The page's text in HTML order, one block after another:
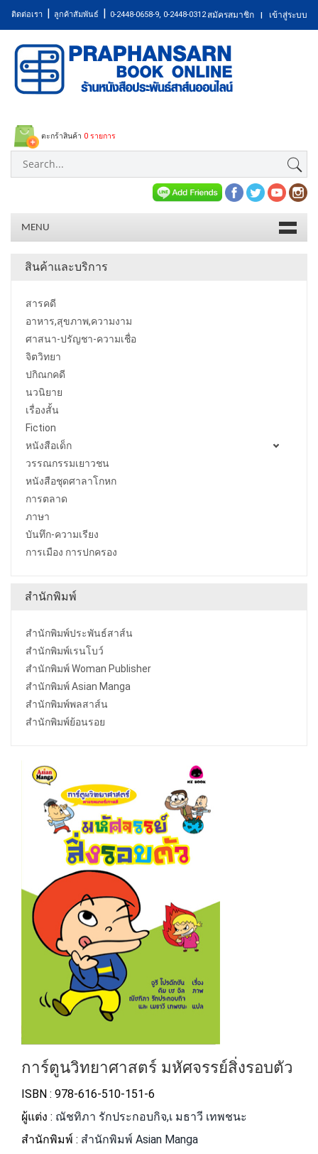
ติดต่อเรา | ลูกค้าสัมพันธ์ | 0-2448-0658-9, 0-2448-0312สมัครสมาชิก | เข้าสู่ระบบ
ตะกร้าสินค้า 0 รายการ
MENU
สินค้าและบริการ
สารคดี
อาหาร,สุขภาพ,ความงาม
ศาสนา-ปรัญชา-ความเชื่อ
จิตวิทยา
ปกิณกคดี
นวนิยาย
เรื่องสั้น
Fiction
หนังสือเด็ก
วรรณกรรมเยาวชน
หนังสือชุดศาลาโกหก
การตลาด
ภาษา
บันทึก-ความเรียง
การเมือง การปกครอง
สำนักพิมพ์
สำนักพิมพ์ประพันธ์สาส์น
สำนักพิมพ์เรนโบว์
สำนักพิมพ์ Woman Publisher
สำนักพิมพ์ Asian Manga
สำนักพิมพ์พลสาส์น
สำนักพิมพ์ย้อนรอย
การ์ตูนวิทยาศาสตร์ มหัศจรรย์สิ่งรอบตัว
ISBN : 978-616-510-151-6
ผู้แต่ง : ณัชทิภา รักประกอบกิจ,เ มธาวี เทพชนะ
สำนักพิมพ์ : สำนักพิมพ์ Asian Manga